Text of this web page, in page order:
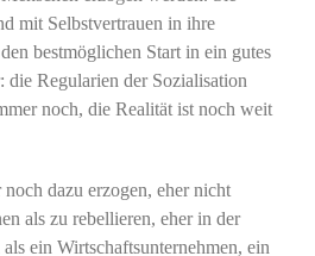
mit Selbstvertrauen in ihre
bestmöglichen Start in ein gutes
die Regularien der Sozialisation
noch, die Realität ist noch weit
dazu erzogen, eher nicht
als zu rebellieren, eher in der
ein Wirtschaftsunternehmen, ein